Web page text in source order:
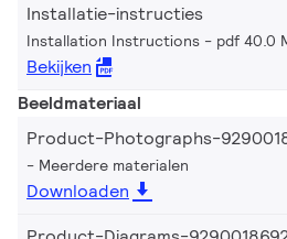
Installatie-instructies
Installation Instructions pdf 40.0
Bekijken
Beeldmateriaal
Product-Photographs-
Meerdere materialen
Downloaden